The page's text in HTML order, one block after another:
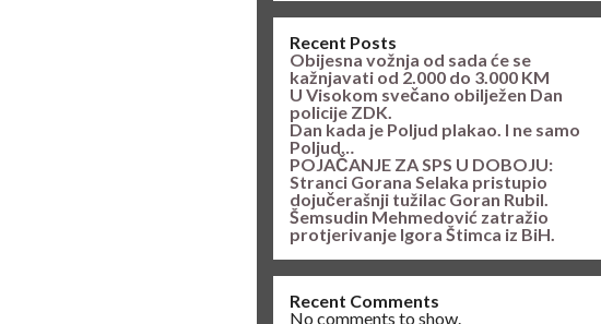
Recent Posts
Obijesna vožnja od sada će se
kažnjavati od 2.000 do 3.000 KM
U Visokom svečano obilježen Dan
policije ZDK.
Dan kada je Poljud plakao. I ne samo
Poljud…
POJAČANJE ZA SPS U DOBOJU:
Stranci Gorana Selaka pristupio
dojučerašnji tužilac Goran Rubil.
Šemsudin Mehmedović zatražio
protjerivanje Igora Štimca iz BiH.
Recent Comments
No comments to show.